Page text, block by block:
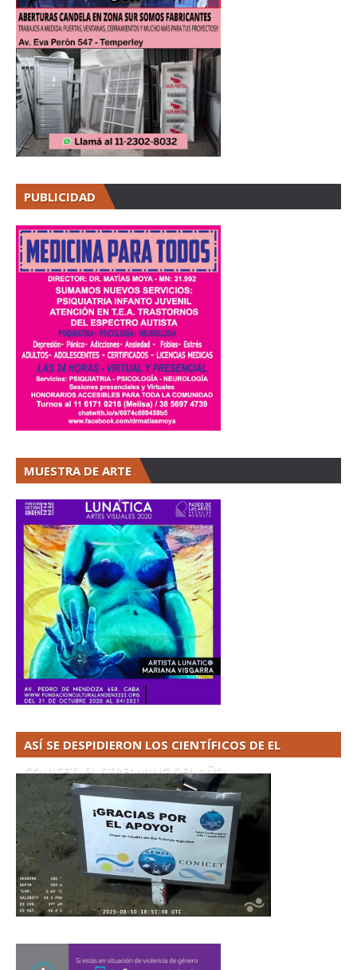
PUBLICIDAD
MUESTRA DE ARTE
ASÍ SE DESPIDIERON LOS CIENTÍFICOS DE EL
CONICET. EL STREAMING DEL AÑO